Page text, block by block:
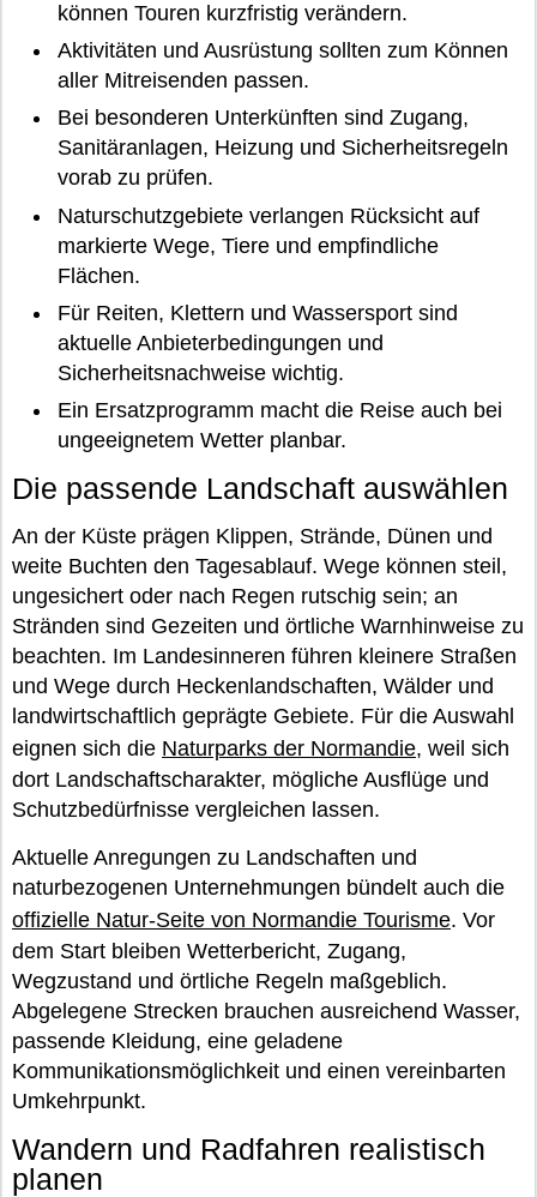
können Touren kurzfristig verändern.
Aktivitäten und Ausrüstung sollten zum Können
aller Mitreisenden passen.
Bei besonderen Unterkünften sind Zugang,
Sanitäranlagen, Heizung und Sicherheitsregeln
vorab zu prüfen.
Naturschutzgebiete verlangen Rücksicht auf
markierte Wege, Tiere und empfindliche
Flächen.
Für Reiten, Klettern und Wassersport sind
aktuelle Anbieterbedingungen und
Sicherheitsnachweise wichtig.
Ein Ersatzprogramm macht die Reise auch bei
ungeeignetem Wetter planbar.
Die passende Landschaft auswählen
An der Küste prägen Klippen, Strände, Dünen und
weite Buchten den Tagesablauf. Wege können steil,
ungesichert oder nach Regen rutschig sein; an
Stränden sind Gezeiten und örtliche Warnhinweise zu
beachten. Im Landesinneren führen kleinere Straßen
und Wege durch Heckenlandschaften, Wälder und
landwirtschaftlich geprägte Gebiete. Für die Auswahl
eignen sich die Naturparks der Normandie, weil sich
dort Landschaftscharakter, mögliche Ausflüge und
Schutzbedürfnisse vergleichen lassen.
Aktuelle Anregungen zu Landschaften und
naturbezogenen Unternehmungen bündelt auch die
offizielle Natur-Seite von Normandie Tourisme. Vor
dem Start bleiben Wetterbericht, Zugang,
Wegzustand und örtliche Regeln maßgeblich.
Abgelegene Strecken brauchen ausreichend Wasser,
passende Kleidung, eine geladene
Kommunikationsmöglichkeit und einen vereinbarten
Umkehrpunkt.
Wandern und Radfahren realistisch
planen